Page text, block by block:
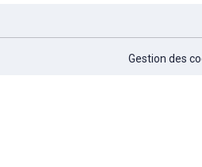
Gestion des